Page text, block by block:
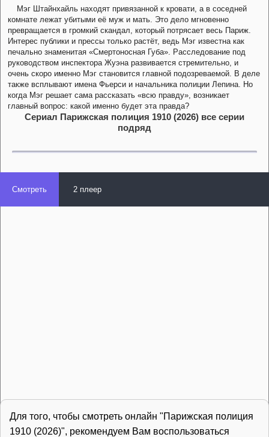
Мэг Штайнхайль находят привязанной к кровати, а в соседней
комнате лежат убитыми её муж и мать. Это дело мгновенно
превращается в громкий скандал, который потрясает весь Париж.
Интерес публики и прессы только растёт, ведь Мэг известна как
печально знаменитая «Смертоносная Губа». Расследование под
руководством инспектора Жуэна развивается стремительно, и
очень скоро именно Мэг становится главной подозреваемой. В деле
также всплывают имена Фьерси и начальника полиции Лепина. Но
когда Мэг решает сама рассказать «всю правду», возникает
главный вопрос: какой именно будет эта правда?
Сериал Парижская полиция 1910 (2026) все серии
подряд
Смотреть 2 плеер
Для того, чтобы смотреть онлайн "Парижская полиция
1910 (2026)", рекомендуем Вам воспользоваться